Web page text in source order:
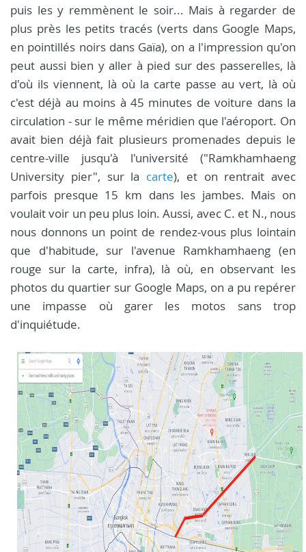
puis les y remmènent le soir... Mais à regarder de
plus près les petits tracés (verts dans Google Maps,
en pointillés noirs dans Gaïa), on a l'impression qu'on
peut aussi bien y aller à pied sur des passerelles, là
d'où ils viennent, là où la carte passe au vert, là où
c'est déjà au moins à 45 minutes de voiture dans la
circulation - sur le même méridien que l'aéroport. On
avait bien déjà fait plusieurs promenades depuis le
centre-ville jusqu'à l'université ("Ramkhamhaeng
University pier", sur la carte), et on rentrait avec
parfois presque 15 km dans les jambes. Mais on
voulait voir un peu plus loin. Aussi, avec C. et N., nous
nous donnons un point de rendez-vous plus lointain
que d'habitude, sur l'avenue Ramkhamhaeng (en
rouge sur la carte, infra), là où, en observant les
photos du quartier sur Google Maps, on a pu repérer
une impasse où garer les motos sans trop
d'inquiétude.